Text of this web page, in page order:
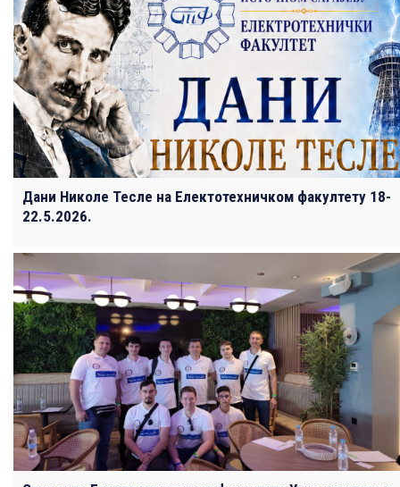
Дани Николе Тесле на Електотехничком факултету 18-
22.5.2026.